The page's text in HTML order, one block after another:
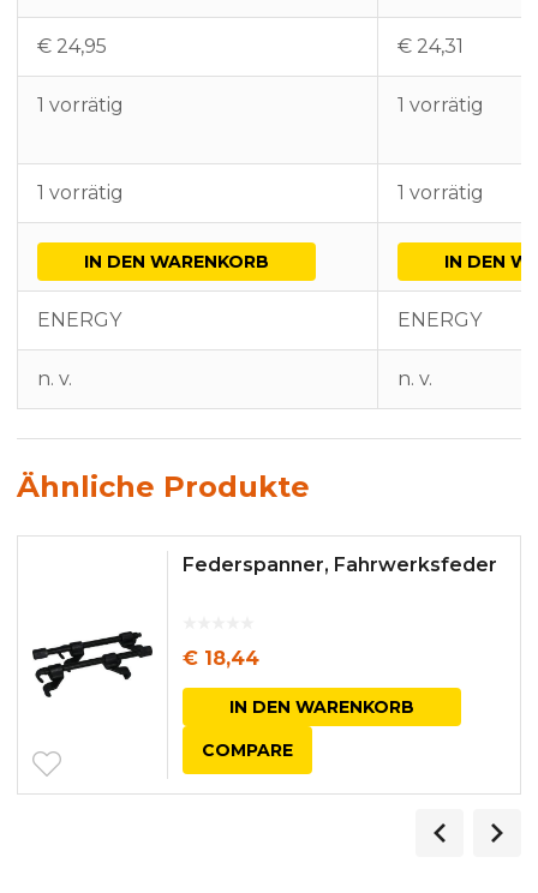
€ 24,95 € 24,31
1 vorrätig 1 vorrätig
1 vorrätig 1 vorrätig
IN DEN WARENKORB IN DEN
ENERGY ENERGY
n. v. n. v.
Ähnliche Produkte
Federspanner, Fahrwerksfeder
€ 18,44
IN DEN WARENKORB
COMPARE